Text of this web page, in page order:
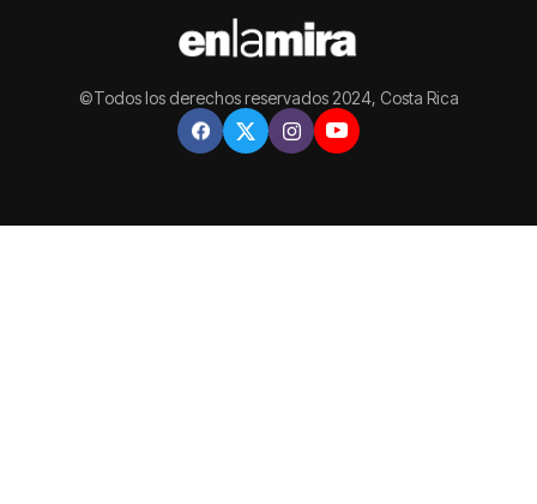
©Todos los derechos reservados 2024, Costa Rica